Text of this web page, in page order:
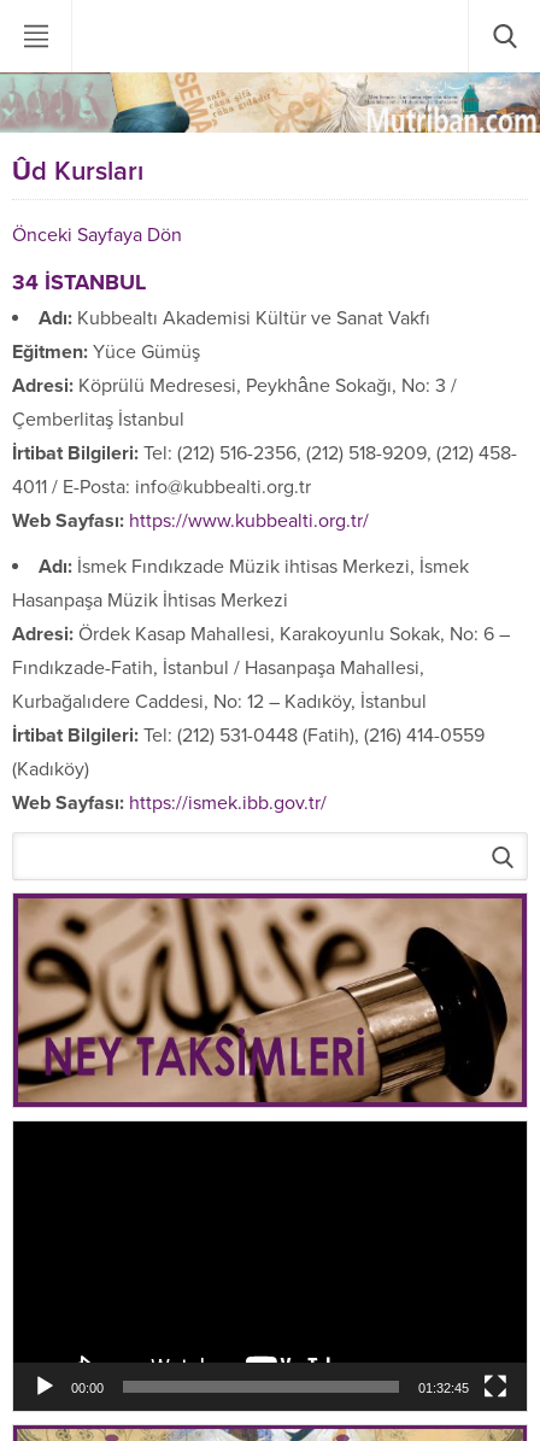
Ûd Kursları
Önceki Sayfaya Dön
34 İSTANBUL
Adı: Kubbealtı Akademisi Kültür ve Sanat Vakfı
Eğitmen: Yüce Gümüş
Adresi: Köprülü Medresesi, Peykhâne Sokağı, No: 3 /
Çemberlitaş İstanbul
İrtibat Bilgileri: Tel: (212) 516-2356, (212) 518-9209, (212) 458-
4011 / E-Posta: info@kubbealti.org.tr
Web Sayfası: https://www.kubbealti.org.tr/
Adı: İsmek Fındıkzade Müzik ihtisas Merkezi, İsmek
Hasanpaşa Müzik İhtisas Merkezi
Adresi: Ördek Kasap Mahallesi, Karakoyunlu Sokak, No: 6 –
Fındıkzade-Fatih, İstanbul / Hasanpaşa Mahallesi,
Kurbağalıdere Caddesi, No: 12 – Kadıköy, İstanbul
İrtibat Bilgileri: Tel: (212) 531-0448 (Fatih), (216) 414-0559
(Kadıköy)
Web Sayfası: https://ismek.ibb.gov.tr/
00:00 01:32:45